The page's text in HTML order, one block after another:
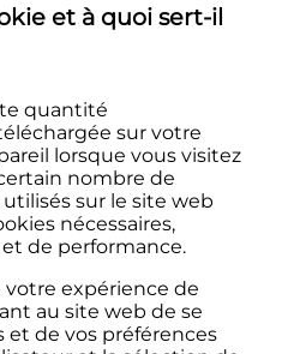
et à quoi sert-il
quantité
sur votre
lorsque vous visitez
nombre de
sur le site web
nécessaires,
et de performance.
votre expérience de
au site web de se
et de vos préférences